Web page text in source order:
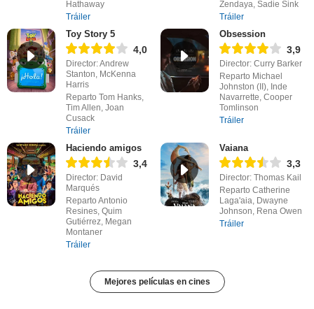
Hathaway
Tráiler
Zendaya, Sadie Sink
Tráiler
Toy Story 5
4,0
Director: Andrew
Stanton, McKenna
Harris
Reparto Tom Hanks,
Tim Allen, Joan
Cusack
Tráiler
Obsession
3,9
Director: Curry Barker
Reparto Michael
Johnston (II), Inde
Navarrette, Cooper
Tomlinson
Tráiler
Haciendo amigos
3,4
Director: David
Marqués
Reparto Antonio
Resines, Quim
Gutiérrez, Megan
Montaner
Tráiler
Vaiana
3,3
Director: Thomas Kail
Reparto Catherine
Laga'aia, Dwayne
Johnson, Rena Owen
Tráiler
Mejores películas en cines